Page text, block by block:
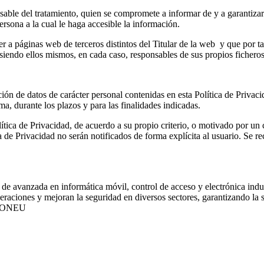
del tratamiento, quien se compromete a informar de y a
a la cual le haga accesible la información.
a páginas web de terceros distintos del Titular de la web y que por
ellos mismos, en cada caso, responsables de sus propios
de datos de carácter personal contenidas en esta Política de
durante los plazos y para las finalidades indicadas.
de Privacidad, de acuerdo a su propio criterio, o motivado por
Privacidad no serán notificados de forma explícita al usuario. Se
avanzada en informática móvil, control de acceso y electrónica
y mejoran la seguridad en diversos sectores, garantizando la